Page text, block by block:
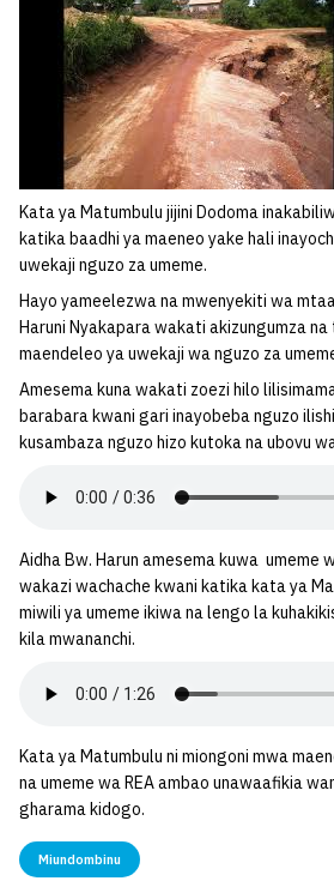
Kata ya Matumbulu jijini Dodoma
katika baadhi ya maeneo yake hali
uwekaji nguzo za umeme.
Hayo yameelezwa na mwenyekiti wa
Haruni Nyakapara wakati akizungumza
maendeleo ya uwekaji wa nguzo za
Amesema kuna wakati zoezi hilo
barabara kwani gari inayobeba nguzo
kusambaza nguzo hizo kutoka na ubovu
Aidha Bw. Harun amesema kuwa umeme
wakazi wachache kwani katika kata ya
miwili ya umeme ikiwa na lengo la
kila mwananchi.
Kata ya Matumbulu ni miongoni mwa
na umeme wa REA ambao unawaafikia
gharama kidogo.
Miundombinu